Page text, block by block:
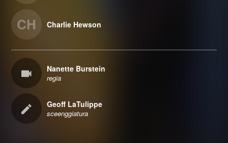
CH Charlie Hewson
Nanette Burstein
regia
Geoff LaTulippe
sceenggiatura